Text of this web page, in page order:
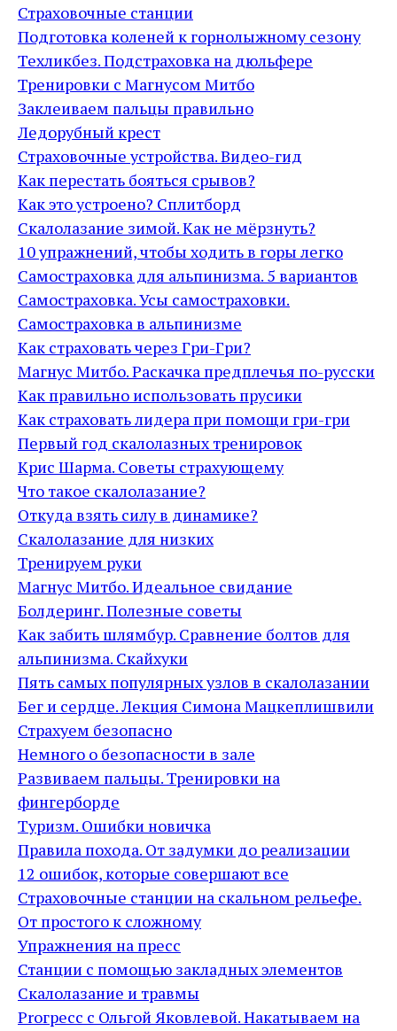
Страховочные станции
Подготовка коленей к горнолыжному сезону
Техликбез. Подстраховка на дюльфере
Тренировки с Магнусом Митбо
Заклеиваем пальцы правильно
Ледорубный крест
Страховочные устройства. Видео-гид
Как перестать бояться срывов?
Как это устроено? Сплитборд
Скалолазание зимой. Как не мёрзнуть?
10 упражнений, чтобы ходить в горы легко
Самостраховка для альпинизма. 5 вариантов
Самостраховка. Усы самостраховки.
Самостраховка в альпинизме
Как страховать через Гри-Гри?
Магнус Митбо. Раскачка предплечья по-русски
Как правильно использовать прусики
Как страховать лидера при помощи гри-гри
Первый год скалолазных тренировок
Крис Шарма. Советы страхующему
Что такое скалолазание?
Откуда взять силу в динамике?
Скалолазание для низких
Тренируем руки
Магнус Митбо. Идеальное свидание
Болдеринг. Полезные советы
Как забить шлямбур. Сравнение болтов для
альпинизма. Скайхуки
Пять самых популярных узлов в скалолазании
Бег и сердце. Лекция Симона Мацкеплишвили
Страхуем безопасно
Немного о безопасности в зале
Развиваем пальцы. Тренировки на
фингерборде
Туризм. Ошибки новичка
Правила похода. От задумки до реализации
12 ошибок, которые совершают все
Страховочные станции на скальном рельефе.
От простого к сложному
Упражнения на пресс
Станции с помощью закладных элементов
Скалолазание и травмы
Proгресс с Ольгой Яковлевой. Накатываем на